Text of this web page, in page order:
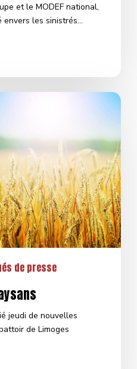
et le MODEF national,
les sinistrés…
de presse
jeudi de nouvelles
de Limoges